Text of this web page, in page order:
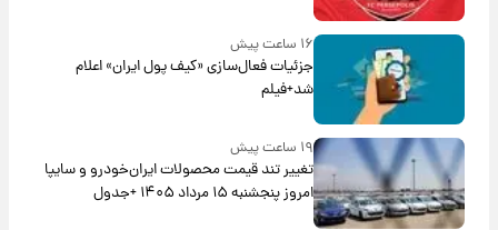
۱۶ ساعت پیش
جزئیات فعال‌سازی «کیف پول ایران» اعلام
شد+فیلم
۱۹ ساعت پیش
تغییر تند قیمت محصولات ایران‌خودرو و سایپا
امروز پنجشنبه ۱۵ مرداد ۱۴۰۵ +جدول